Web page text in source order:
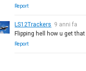
Report
LS12Trackers 9 anni fa
Flipping hell how u get
Report